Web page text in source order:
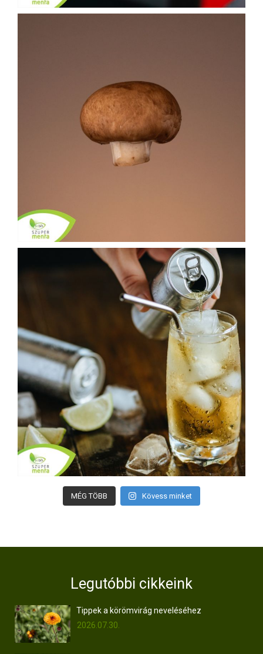
MÉG TÖBB Kövess minket
Legutóbbi cikkeink
Tippek a körömvirág neveléséhez
2026.07.30.